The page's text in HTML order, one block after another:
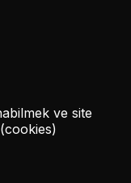
ve site